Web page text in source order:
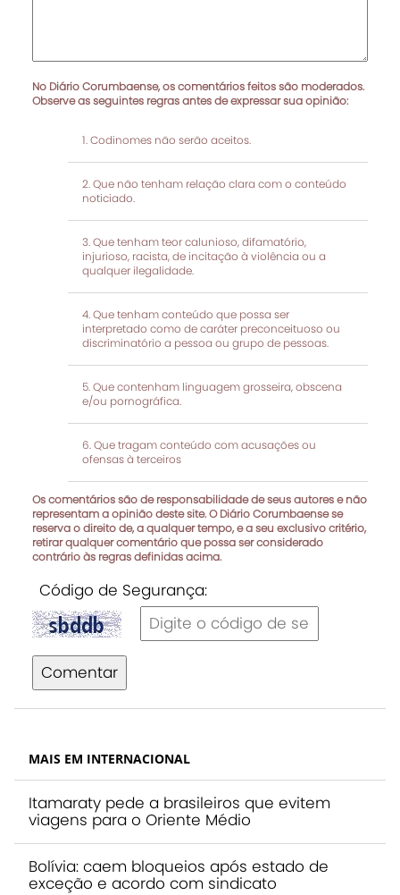
No Diário Corumbaense, os comentários feitos são moderados.
Observe as seguintes regras antes de expressar sua opinião:
Codinomes não serão aceitos.
Que não tenham relação clara com o conteúdo
noticiado.
Que tenham teor calunioso, difamatório,
injurioso, racista, de incitação à violência ou a
qualquer ilegalidade.
Que tenham conteúdo que possa ser
interpretado como de caráter preconceituoso ou
discriminatório a pessoa ou grupo de pessoas.
Que contenham linguagem grosseira, obscena
e/ou pornográfica.
Que tragam conteúdo com acusações ou
ofensas à terceiros
Os comentários são de responsabilidade de seus autores e não
representam a opinião deste site. O Diário Corumbaense se
reserva o direito de, a qualquer tempo, e a seu exclusivo critério,
retirar qualquer comentário que possa ser considerado
contrário às regras definidas acima.
Código de Segurança:
Comentar
MAIS EM INTERNACIONAL
Itamaraty pede a brasileiros que evitem
viagens para o Oriente Médio
Bolívia: caem bloqueios após estado de
exceção e acordo com sindicato